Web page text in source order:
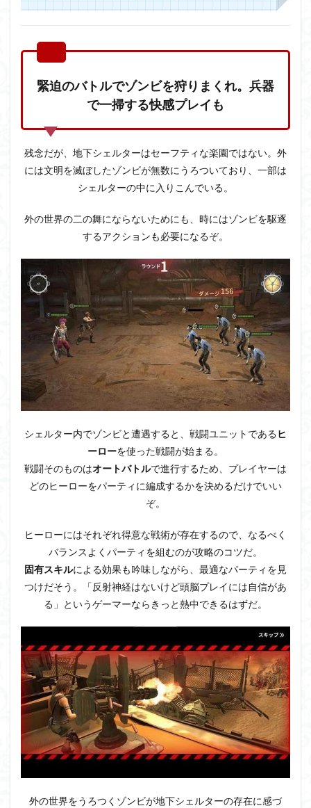
緊迫のバトルでゾンビを狩りまくれ。兵器
で一掃する快感プレイも
残念だが、地下シェルターはセーフティな楽園ではない。外
には文明を滅ぼしたゾンビが無数にうろついており、一部は
シェルターの中に入りこんでいる。
外の世界の二の舞にならないためにも、時にはゾンビを駆逐
するアクションも必要になるぞ。
シェルター内でゾンビと遭遇すると、戦闘ユニットであるヒ
ーローを使った戦闘が始まる。
戦闘そのものはオートバトルで進行するため、プレイヤーは
どのヒーローをパーティに編成するかを決めるだけでいい
ぞ。
ヒーローにはそれぞれ得意な戦術が存在するので、なるべく
バランスよくパーティを組むのが攻略のコツだ。
固有スキルによる効果も吟味しながら、最適なパーティを見
つけだそう。「反射神経はないけど頭脳プレイには自信があ
る」というゲーマーならきっと熱中できるはずだ。
外の世界をうろつくゾンビが地下シェルターの存在に感づ